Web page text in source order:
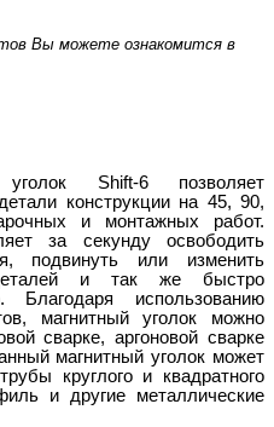
Вы можете ознакомится в
Shift-6 позволяет
конструкции на 45, 90,
и монтажных работ.
за секунду освободить
подвинуть или изменить
и так же быстро
Благодаря использованию
магнитный уголок можно
сварке, аргоновой сварке
магнитный уголок может
круглого и квадратного
и другие металлические